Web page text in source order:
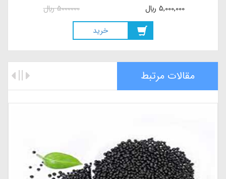
5000000ريال 5,000,000 ريال
خريد
مقالات مرتبط